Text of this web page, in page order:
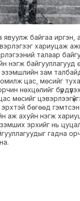
явуулж байгаа
хариуцаж
талаар
нэгж
зам
цас, мөсийг тухай
нөхцөлийг бүрдүүлэх
мөсийг
бөгөөд
аж ахуйн нэгж
эрхийг нь
гадна